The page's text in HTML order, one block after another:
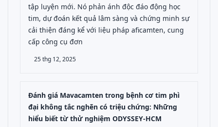
tập luyện mới. Nó phản ánh độc đáo động học
tim, dự đoán kết quả lâm sàng và chứng minh sự
cải thiện đáng kể với liệu pháp aficamten, cung
cấp công cụ đơn
25 thg 12, 2025
Đánh giá Mavacamten trong bệnh cơ tim phì
đại không tắc nghẽn có triệu chứng: Những
hiểu biết từ thử nghiệm ODYSSEY-HCM